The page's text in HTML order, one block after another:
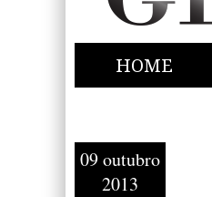
HOME
09 outubro
2013